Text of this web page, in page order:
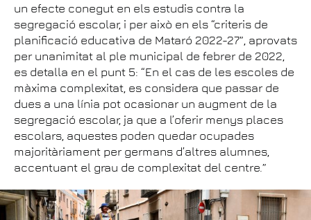
un efecte conegut en els estudis contra la
segregació escolar, i per això en els “criteris de
planificació educativa de Mataró 2022-27”, aprovats
per unanimitat al ple municipal de febrer de 2022,
es detalla en el punt 5: “En el cas de les escoles de
màxima complexitat, es considera que passar de
dues a una línia pot ocasionar un augment de la
segregació escolar, ja que a l’oferir menys places
escolars, aquestes poden quedar ocupades
majoritàriament per germans d’altres alumnes,
accentuant el grau de complexitat del centre.”